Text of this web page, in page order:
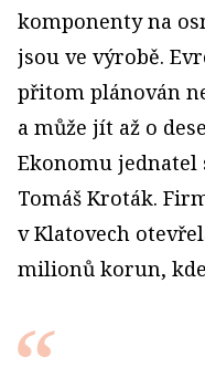
komponenty na
jsou ve výrobě.
přitom plánován
a může jít až o
Ekonomu jednatel
Tomáš Kroták.
v Klatovech
milionů korun,